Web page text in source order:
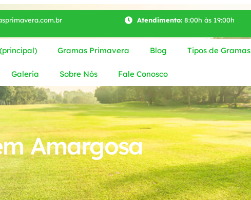
Atendimento:8:00h às 19:00h
Gramas Primavera Blog Tipos de Gramas
Galeria Sobre Nós Fale Conosco
Amargosa